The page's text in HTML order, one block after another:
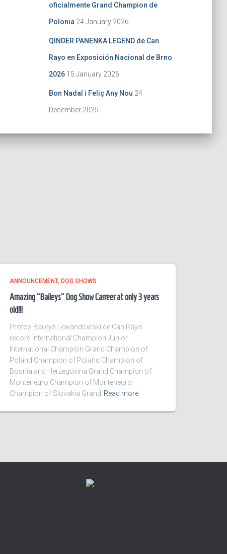
oficialmente Grand Champion de
Polonia 24 January 2026
QINDER PANENKA LEGEND de Can
Rayo en Exposición Nacional de Brno
2026 15 January 2026
Bon Nadal i Feliç Any Nou 24
December 2025
ANNOUNCEMENT DOG SHOWS
Amazing “Baileys” Dog Show Carreer at only 3 years
old!!!
Protos Baileys Lewandowski de Can Rayo
record International Champion Junior
International Champion Grand Champion of
Poland Champion of Poland Champion of
Bosnia and Herzegovina Grand Champion of
Montenegro Champion of Montenegro
Champion of Slovakia Grand Read more